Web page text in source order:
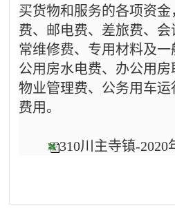
买货物和服务的各项资金
费、邮电费、差旅费、会
常维修费、专用材料及
公用房水电费、办公用
物业管理费、公务用车
费用。
310川主寺镇-2020